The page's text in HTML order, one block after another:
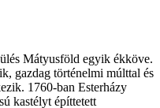
Mátyusföld egyik ékköve.
gazdag történelmi múlttal és
1760-ban Esterházy
kastélyt építtetett